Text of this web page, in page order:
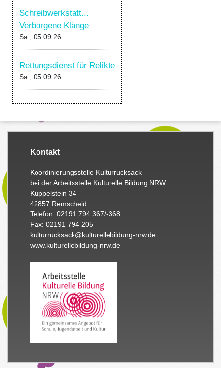
Schreibwerkstatt...
Verborgene Klänge
Sa., 05.09.26
Rettungsdienst für Relikte
Sa., 05.09.26
Kontakt
Koordinierungsstelle Kulturrucksack
bei der Arbeitsstelle Kulturelle Bildung NRW
Küppelstein 34
42857 Remscheid
Telefon: 02191 794 367/-368
Fax: 02191 794 205
kulturrucksack@kulturellebildung-nrw.de
www.kulturellebildung-nrw.de